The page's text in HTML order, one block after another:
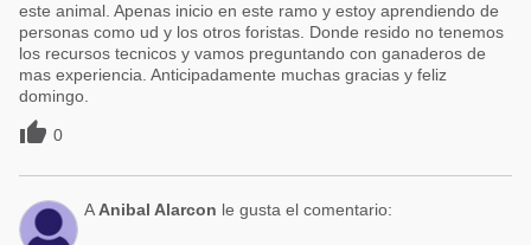
este animal. Apenas inicio en este ramo y estoy aprendiendo de
personas como ud y los otros foristas. Donde resido no tenemos
los recursos tecnicos y vamos preguntando con ganaderos de
mas experiencia. Anticipadamente muchas gracias y feliz
domingo.
 0
A Anibal Alarcon le gusta el comentario: